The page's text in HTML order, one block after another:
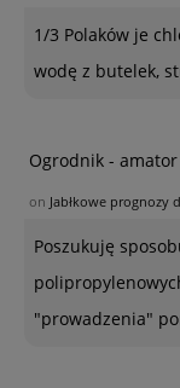
1/3 Polaków je
wodę z butelek,
Ogrodnik - amator
on Jabłkowe prognozy
Poszukuję
"prowadzenia"